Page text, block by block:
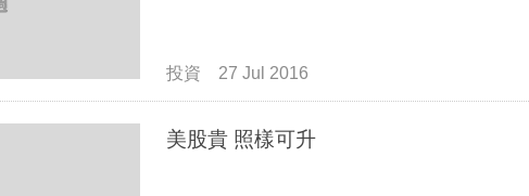
投資 27 Jul 2016
美股貴 照樣可升